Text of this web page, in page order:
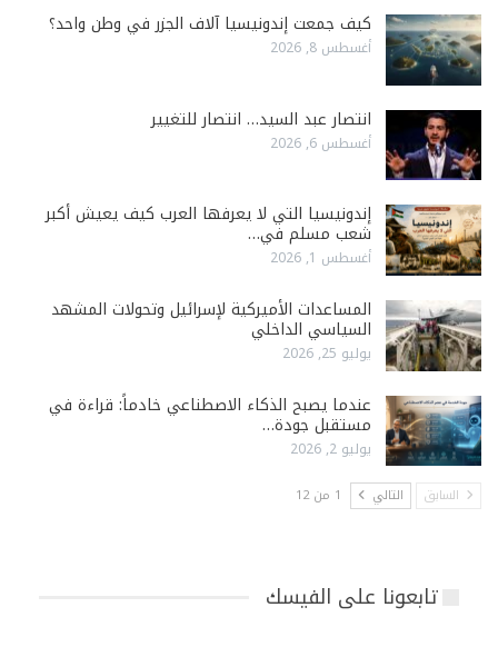
كيف جمعت إندونيسيا آلاف الجزر في وطن واحد؟
أغسطس 8, 2026
انتصار عبد السيد… انتصار للتغيير
أغسطس 6, 2026
إندونيسيا التي لا يعرفها العرب كيف يعيش أكبر
شعب مسلم في…
أغسطس 1, 2026
المساعدات الأميركية لإسرائيل وتحولات المشهد
السياسي الداخلي
يوليو 25, 2026
عندما يصبح الذكاء الاصطناعي خادماً: قراءة في
مستقبل جودة…
يوليو 2, 2026
السابق التالي 1 من 12
تابعونا على الفيسك